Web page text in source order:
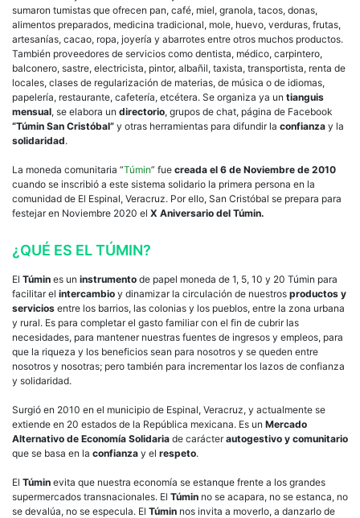
sumaron tumistas que ofrecen pan, café, miel, granola, tacos, donas,
alimentos preparados, medicina tradicional, mole, huevo, verduras, frutas,
artesanías, cacao, ropa, joyería y abarrotes entre otros muchos productos.
También proveedores de servicios como dentista, médico, carpintero,
balconero, sastre, electricista, pintor, albañil, taxista, transportista, renta de
locales, clases de regularización de materias, de música o de idiomas,
papelería, restaurante, cafetería, etcétera. Se organiza ya un tianguis
mensual, se elabora un directorio, grupos de chat, página de Facebook
“Túmin San Cristóbal” y otras herramientas para difundir la confianza y la
solidaridad.
La moneda comunitaria “Túmin” fue creada el 6 de Noviembre de 2010
cuando se inscribió a este sistema solidario la primera persona en la
comunidad de El Espinal, Veracruz. Por ello, San Cristóbal se prepara para
festejar en Noviembre 2020 el X Aniversario del Túmin.
¿QUÉ ES EL TÚMIN?
El Túmin es un instrumento de papel moneda de 1, 5, 10 y 20 Túmin para
facilitar el intercambio y dinamizar la circulación de nuestros productos y
servicios entre los barrios, las colonias y los pueblos, entre la zona urbana
y rural. Es para completar el gasto familiar con el fin de cubrir las
necesidades, para mantener nuestras fuentes de ingresos y empleos, para
que la riqueza y los beneficios sean para nosotros y se queden entre
nosotros y nosotras; pero también para incrementar los lazos de confianza
y solidaridad.
Surgió en 2010 en el municipio de Espinal, Veracruz, y actualmente se
extiende en 20 estados de la República mexicana. Es un Mercado
Alternativo de Economía Solidaria de carácterautogestivo y comunitario
que se basa en la confianza y el respeto.
El Túmin evita que nuestra economía se estanque frente a los grandes
supermercados transnacionales. El Túmin no se acapara, no se estanca, no
se devalúa, no se especula. El Túmin nos invita a moverlo, a danzarlo de